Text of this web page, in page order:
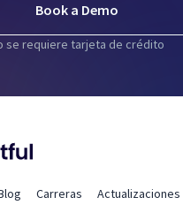
Book a Demo
se requiere tarjeta de crédito
Carreras